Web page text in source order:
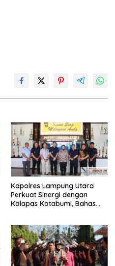
Kapolres Lampung Utara
Perkuat Sinergi dengan
Kalapas Kotabumi, Bahas